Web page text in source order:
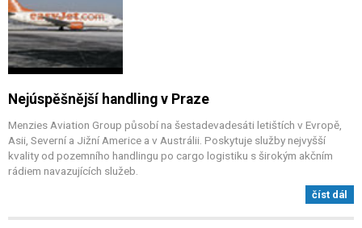
Nejúspěšnější handling v Praze
Menzies Aviation Group působí na šestadevadesáti letištích v Evropě,
Asii, Severní a Jižní Americe a v Austrálii. Poskytuje služby nejvyšší
kvality od pozemního handlingu po cargo logistiku s širokým akčním
rádiem navazujících služeb.
číst dál